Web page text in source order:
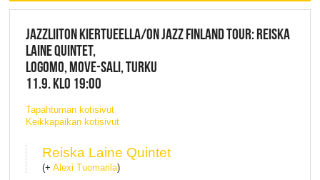
JAZZLIITON KIERTUEELLA/ON JAZZ FINLAND TOUR: REISKA
LAINE QUINTET,
LOGOMO, MOVE-SALI, TURKU
11.9. KLO 19:00
Tapahtuman kotisivut
Keikkapaikan kotisivut
Reiska Laine Quintet
(+ Alexi Tuomarila)